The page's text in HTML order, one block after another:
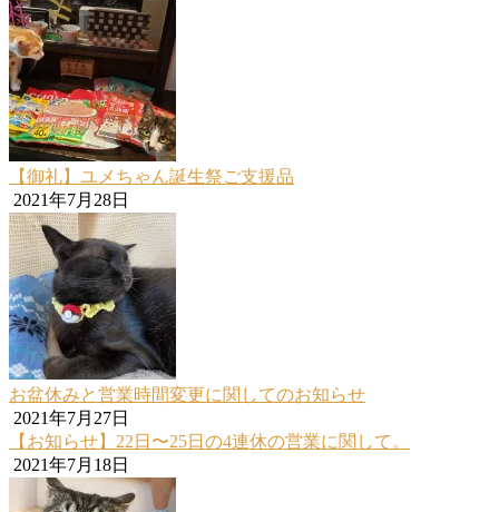
【御礼】ユメちゃん誕生祭ご支援品
2021年7月28日
お盆休みと営業時間変更に関してのお知らせ
2021年7月27日
【お知らせ】22日〜25日の4連休の営業に関して。
2021年7月18日